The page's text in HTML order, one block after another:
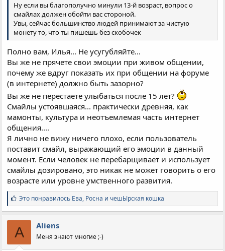
Ну если вы благополучно минули 13-й возраст, вопрос о
смайлах должен обойти вас стороной.
Увы, сейчас большинство людей принимают за чистую
монету то, что ты пишешь без скобочек
Полно вам, Илья... Не усугубляйте...
Вы же не прячете свои эмоции при живом общении,
почему же вдруг показать их при общении на форуме
(в интернете) должно быть зазорно?
Вы же не перестаете улыбаться после 15 лет?
Смайлы устоявшаяся... практически древняя, как
мамонты, культура и неотъемлемая часть интернет
общения....
Я лично не вижу ничего плохо, если пользователь
поставит смайл, выражающий его эмоции в данный
момент. Если человек не перебарщивает и использует
смайлы дозировано, это никак не может говорить о его
возрасте или уровне умственного развития.
С
и
м
п
а
т
и
Это понравилось Ева, Росна и чешЫрская кошка
A Aliens
Меня знают многие ;-)